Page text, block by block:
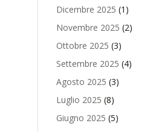
Dicembre 2025 (1)
Novembre 2025 (2)
Ottobre 2025 (3)
Settembre 2025 (4)
Agosto 2025 (3)
Luglio 2025 (8)
Giugno 2025 (5)